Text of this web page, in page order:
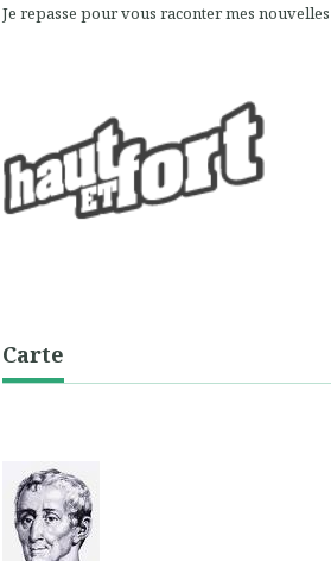
Je repasse pour vous raconter mes
Carte